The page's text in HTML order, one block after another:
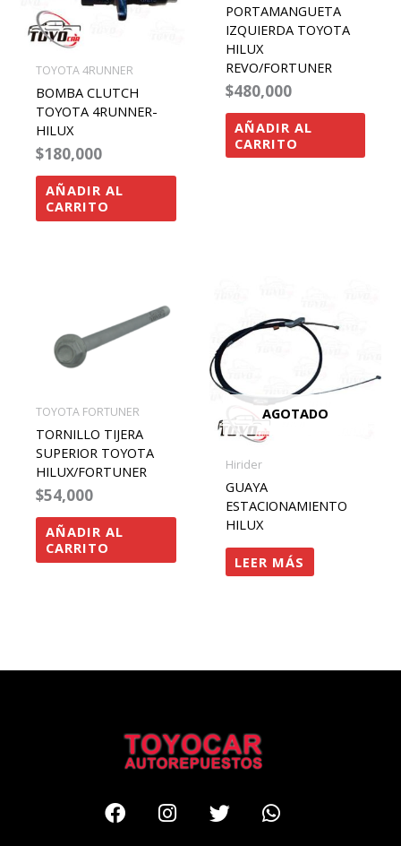
TOYOTA 4RUNNER
BOMBA CLUTCH
TOYOTA 4RUNNER-
HILUX
$180,000
AÑADIR AL
CARRITO
PORTAMANGUETA
IZQUIERDA TOYOTA
HILUX
REVO/FORTUNER
$480,000
AÑADIR AL
CARRITO
TOYOTA FORTUNER
TORNILLO TIJERA
SUPERIOR TOYOTA
HILUX/FORTUNER
$54,000
AÑADIR AL
CARRITO
AGOTADO
Hirider
GUAYA
ESTACIONAMIENTO
HILUX
LEER MÁS
FacebookInstagram
TwitterWhatsapp